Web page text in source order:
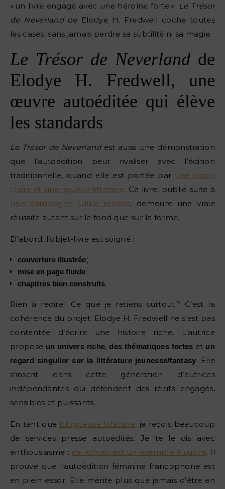
« un livre engagé avec une héroïne forte ». Le Trésor
de Neverlandde Elodye H. Fredwell coche toutes
les cases, sans jamais perdre sa subtilité ni sa magie.
Le Trésor de Neverland de
Elodye H. Fredwell, une
œuvre autoéditée qui élève
les standards
Le Trésor de Neverlandest aussi une démonstration
que l’autoédition peut rivaliser avec l’édition
traditionnelle, quand elle est portée par une vision
claire et une rigueur littéraire. Ce livre, publié suite à
une campagne Ulule réussie, demeure une vraie
réussite autant sur le fond que sur la forme.
D’abord, l’objet-livre est soigné :
couverture illustrée;
mise en page fluide;
chapitres bien construits.
Rien à redire ! Ce que je retiens surtout ? C’est la
cohérence du projet. Elodye H. Fredwell ne s’est pas
contentée d’écrire une histoire riche. L’autrice
propose un univers riche,des thématiques fortes et un
regard singulier sur la littérature jeunesse/fantasy. Elle
s’inscrit dans cette génération d’autrices
indépendantes qui défendent des récits engagés,
sensibles et puissants.
En tant que blogueuse littéraire, je reçois beaucoup
de services presse autoédités. Je te le dis avec
enthousiasme : ce roman est un exemple à suivre. Il
prouve que l’autoédition féminine francophone est
en plein essor. Elle mérite plus que jamais d’être en